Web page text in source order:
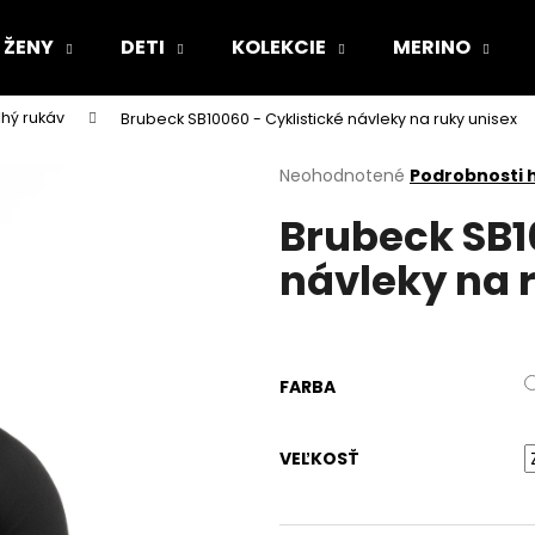
ŽENY DETI KOLEKCIE MERINO
rukáv Brubeck SB10060 - Cyklistické návleky na ruky unisex
Priemerné
produktu
je
Neohodnotené Podrobnosti
Brubeck
návleky na
FARBA
VEĽKOSŤ
Čo potrebujete nájsť?
HĽADAŤ